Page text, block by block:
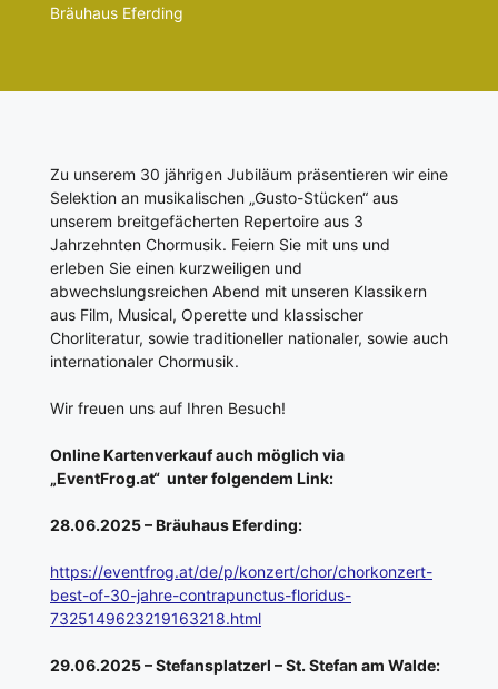
Bräuhaus Eferding
Zu unserem 30 jährigen Jubiläum präsentieren wir eine
Selektion an musikalischen „Gusto-Stücken“ aus
unserem breitgefächerten Repertoire aus 3
Jahrzehnten Chormusik. Feiern Sie mit uns und
erleben Sie einen kurzweiligen und
abwechslungsreichen Abend mit unseren Klassikern
aus Film, Musical, Operette und klassischer
Chorliteratur, sowie traditioneller nationaler, sowie auch
internationaler Chormusik.
Wir freuen uns auf Ihren Besuch!
Online Kartenverkauf auch möglich via
„EventFrog.at“ unter folgendem Link:
28.06.2025 – Bräuhaus Eferding:
https://eventfrog.at/de/p/konzert/chor/chorkonzert-
best-of-30-jahre-contrapunctus-floridus-
7325149623219163218.html
29.06.2025 – Stefansplatzerl – St. Stefan am Walde: